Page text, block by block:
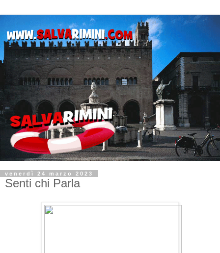
venerdì 24 marzo 2023
Senti chi Parla